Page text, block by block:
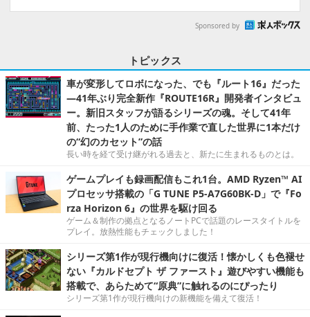
Sponsored by
トピックス
車が変形してロボになった、でも『ルート16』だった
―41年ぶり完全新作『ROUTE16R』開発者インタビュ
ー。新旧スタッフが語るシリーズの魂。そして41年
前、たった1人のために手作業で直した世界に1本だけ
の“幻のカセット”の話
長い時を経て受け継がれる過去と、新たに生まれるものとは。
ゲームプレイも録画配信もこれ1台。AMD Ryzen™ AI
プロセッサ搭載の「G TUNE P5-A7G60BK-D」で『Fo
rza Horizon 6』の世界を駆け回る
ゲーム＆制作の拠点となるノートPCで話題のレースタイトルを
プレイ。放熱性能もチェックしました！
シリーズ第1作が現行機向けに復活！懐かしくも色褪せ
ない『カルドセプト ザ ファースト』遊びやすい機能も
搭載で、あらためて“原典”に触れるのにぴったり
シリーズ第1作が現行機向けの新機能を備えて復活！